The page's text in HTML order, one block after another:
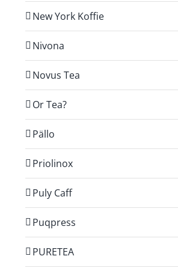
New York Koffie
Nivona
Novus Tea
Or Tea?
Pällo
Priolinox
Puly Caff
Puqpress
PURETEA